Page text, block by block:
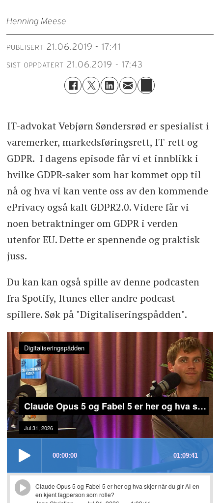
Henning Meese
PUBLISERT 21.06.2019 - 17:41
SIST OPPDATERT 21.06.2019 - 17:43
IT-advokat Vebjørn Søndersrød er spesialist i
varemerker, markedsføringsrett, IT-rett og
GDPR. I dagens episode får vi et innblikk i
hvilke GDPR-saker som har kommet opp til
nå og hva vi kan vente oss av den kommende
ePrivacy også kalt GDPR2.0. Videre får vi
noen betraktninger om GDPR i verden
utenfor EU. Dette er spennende og praktisk
juss.
Du kan kan også spille av denne podcasten
fra Spotify, Itunes eller andre podcast-
spillere. Søk på "Digitaliseringspådden".